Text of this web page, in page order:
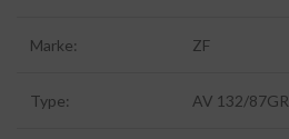
Marke: ZF
Type: AV 132/87GR